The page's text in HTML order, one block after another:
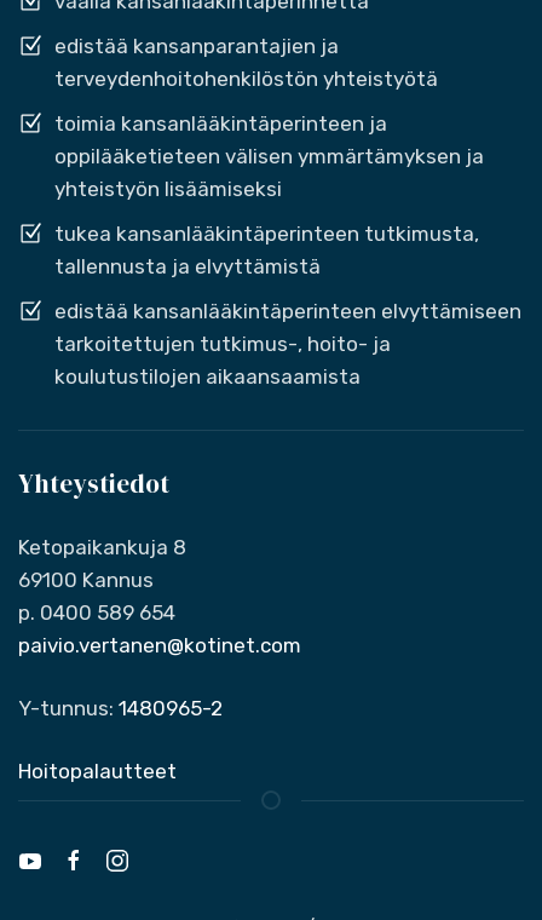
edistää kansanparantajien ja
terveydenhoitohenkilöstön yhteistyötä
toimia kansanlääkintäperinteen ja
oppilääketieteen välisen ymmärtämyksen ja
yhteistyön lisäämiseksi
tukea kansanlääkintäperinteen tutkimusta,
tallennusta ja elvyttämistä
edistää kansanlääkintäperinteen elvyttämiseen
tarkoitettujen tutkimus-, hoito- ja
koulutustilojen aikaansaamista
Yhteystiedot
Ketopaikankuja 8
69100 Kannus
p. 0400 589 654
paivio.vertanen@kotinet.com
Y-tunnus: 1480965-2
Hoitopalautteet